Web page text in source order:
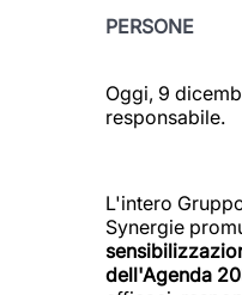
PERSONE
Oggi, 9
responsabile.
L'intero
Synergie
dell'Agenda